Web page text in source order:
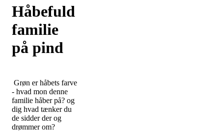
Håbefuld
familie
på pind
Grøn er håbets farve
- hvad mon denne
familie håber på? og
dig hvad tænker du
de sidder der og
drømmer om?